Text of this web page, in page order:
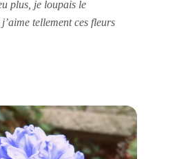
plus, je loupais le
tellement ces fleurs